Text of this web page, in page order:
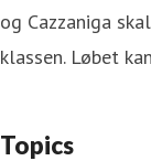
og Cazzaniga
klassen. Løbet
Topics